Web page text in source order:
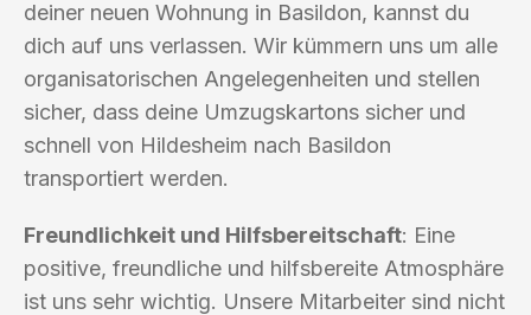
deiner neuen Wohnung in Basildon, kannst du
dich auf uns verlassen. Wir kümmern uns um alle
organisatorischen Angelegenheiten und stellen
sicher, dass deine Umzugskartons sicher und
schnell von Hildesheim nach Basildon
transportiert werden.
Freundlichkeit und Hilfsbereitschaft: Eine
positive, freundliche und hilfsbereite Atmosphäre
ist uns sehr wichtig. Unsere Mitarbeiter sind nicht